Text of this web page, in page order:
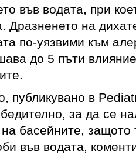
във водата, при
Дразненето на
по-уязвими към
до 5 пъти
публикувано в
за да се
басейните, защото
във водата,